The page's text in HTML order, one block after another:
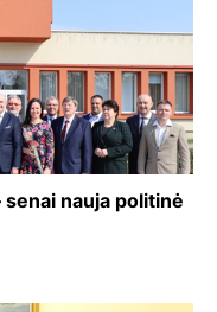
nauja politinė